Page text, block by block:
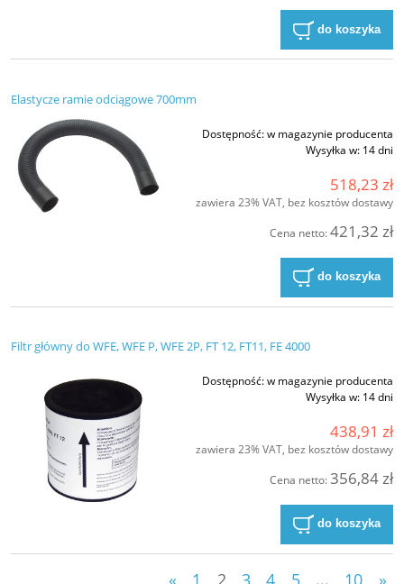
do koszyka
Elastycze ramie odciągowe 700mm
Dostępność:w magazynie producenta
Wysyłka w: 14 dni
518,23 zł
zawiera 23% VAT, bez kosztów dostawy
Cena netto:421,32 zł
do koszyka
Filtr główny do WFE, WFE P, WFE 2P, FT 12, FT11, FE 4000
Dostępność:w magazynie producenta
Wysyłka w: 14 dni
438,91 zł
zawiera 23% VAT, bez kosztów dostawy
Cena netto:356,84 zł
do koszyka
« 1 2 3 4 5 ... 10 »